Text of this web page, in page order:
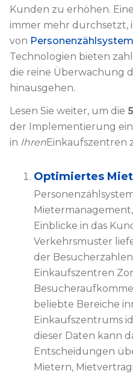
Kunden zu erhöhen.
immer mehr durchsetzt,
von
Technologien bieten
die reine Überwachung
hinausgehen.
Lesen Sie weiter, um die
der Implementierung
in IhrenEinkaufszentren
Optimiertes
Einblicke in das
Verkehrsmuster
der
Einkaufszentren
beliebte Bereiche
Einkaufszentrums
dieser Daten kann
Entscheidungen
Mietern,